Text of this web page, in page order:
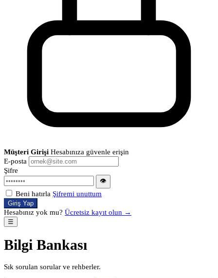
Müşteri Girişi Hesabınıza güvenle erişin
E-posta
Şifre
👁
Beni hatırla Şifremi unuttum
Giriş Yap
Hesabınız yok mu? Ücretsiz kayıt olun →
☰
Bilgi Bankası
Sık sorulan sorular ve rehberler.